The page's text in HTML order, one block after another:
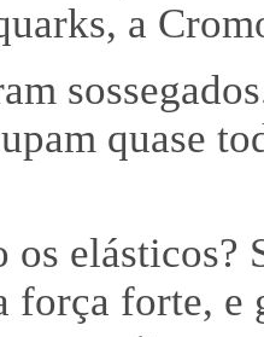
a
quase
os elásticos?
força forte, e